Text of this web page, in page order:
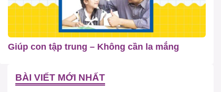
Giúp con tập trung – Không cần la mắng
BÀI VIẾT MỚI NHẤT